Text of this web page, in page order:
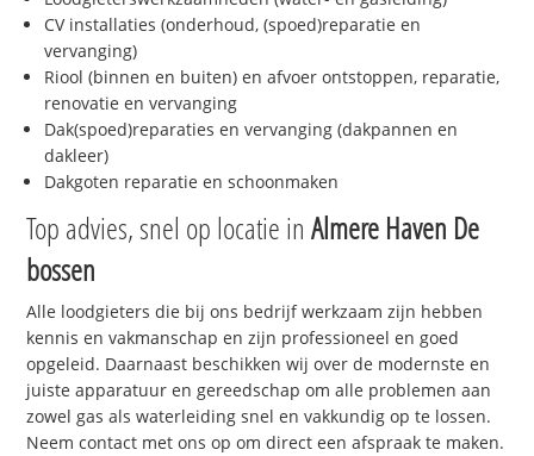
CV installaties (onderhoud, (spoed)reparatie en
vervanging)
Riool (binnen en buiten) en afvoer ontstoppen, reparatie,
renovatie en vervanging
Dak(spoed)reparaties en vervanging (dakpannen en
dakleer)
Dakgoten reparatie en schoonmaken
Top advies, snel op locatie inAlmere Haven De
bossen
Alle loodgieters die bij ons bedrijf werkzaam zijn hebben
kennis en vakmanschap en zijn professioneel en goed
opgeleid. Daarnaast beschikken wij over de modernste en
juiste apparatuur en gereedschap om alle problemen aan
zowel gas als waterleiding snel en vakkundig op te lossen.
Neem contact met ons op om direct een afspraak te maken.